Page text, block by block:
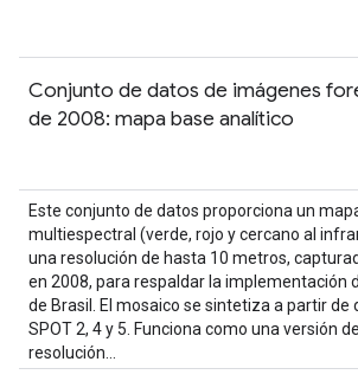
Conjunto de datos de imágenes
de 2008: mapa base analítico
Este conjunto de datos proporciona un
multiespectral (verde, rojo y cercano al
una resolución de hasta 10 metros,
en 2008, para respaldar la implementación
de Brasil. El mosaico se sintetiza a partir de
SPOT 2, 4 y 5. Funciona como una versión
resolución…